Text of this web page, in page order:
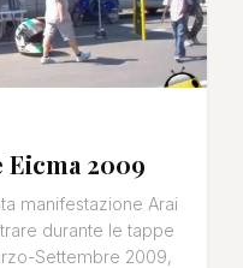
2009
manifestazione Arai
durante le tappe
Settembre 2009,